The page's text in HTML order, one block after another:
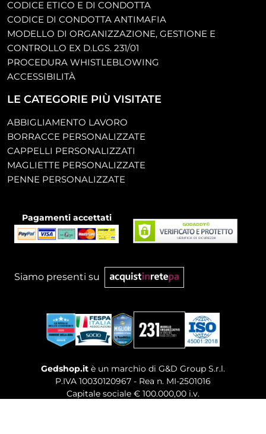
CODICE ETICO E DI CONDOTTA
CODICE DI CONDOTTA ANTIMAFIA
MODELLO DI ORGANIZZAZIONE, GESTIONE E
CONTROLLO EX D.LGS. 231/01
PROCEDURA WHISTLEBLOWING
ACCESSIBILITÀ
LE CATEGORIE PIÙ VISITATE
ABBIGLIAMENTO LAVORO
BORRACCE PERSONALIZZATE
CAPPELLI PERSONALIZZATI
MAGLIETTE PERSONALIZZATE
PENNE PERSONALIZZATE
Pagamenti accettati
Siamo presenti su
Gedshop.it è un marchio di G&D Group S.r.l.
P.IVA 10030120967 - Rea n. MI-2501016
Capitale sociale € 100.000,00 i.v.